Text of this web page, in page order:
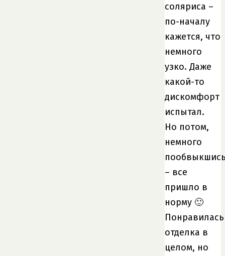
соляриса –
по-началу
кажется, что
немного
узко. Даже
какой-то
дискомфорт
испытал.
Но потом,
немного
– все
пришло в
норму 🙂
Понравилась
отделка в
целом, но